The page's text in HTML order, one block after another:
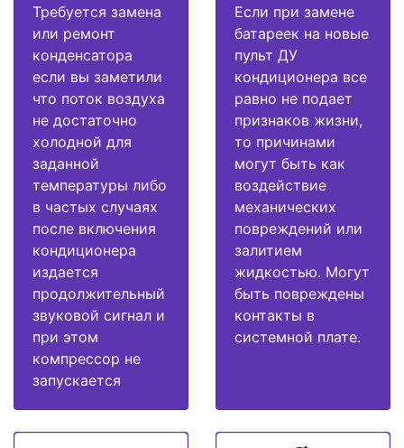
Требуется замена
или ремонт
конденсатора
если вы заметили
что поток воздуха
не достаточно
холодной для
заданной
температуры либо
в частых случаях
после включения
кондиционера
издается
продолжительный
звуковой сигнал и
при этом
компрессор не
запускается
Если при замене
батареек на новые
пульт ДУ
кондиционера все
равно не подает
признаков жизни,
то причинами
могут быть как
воздействие
механических
повреждений или
залитием
жидкостью. Могут
быть повреждены
контакты в
системной плате.